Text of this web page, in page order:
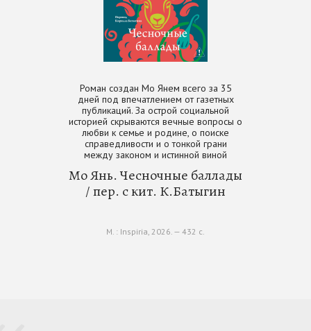
Роман создан Мо Янем всего за 35
дней под впечатлением от газетных
публикаций. За острой социальной
историей скрываются вечные вопросы о
любви к семье и родине, о поиске
справедливости и о тонкой грани
между законом и истинной виной
Мо Янь. Чесночные баллады
/ пер. с кит. К.Батыгин
М. : Inspiria, 2026. — 432 с.